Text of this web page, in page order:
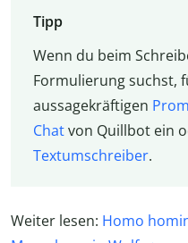
Tipp
Wenn du beim
Formulierung suchst,
aussagekräftigen
Chatvon Quillbot ein
Textumschreiber.
Weiter lesen: Homo